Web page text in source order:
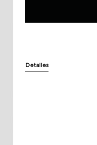
Detalles